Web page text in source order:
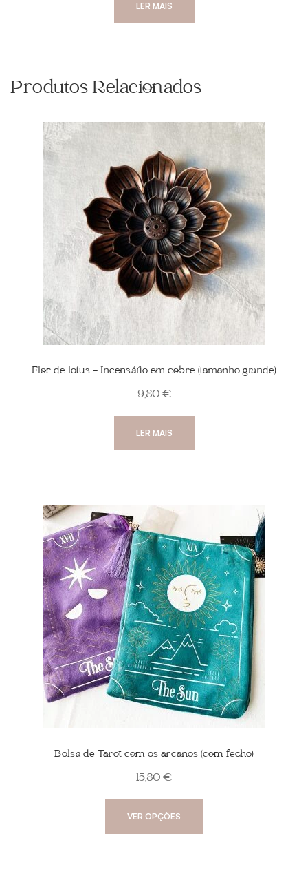
LER MAIS
Produtos Relacionados
Flor de lotus – Incensário em cobre (tamanho grande)
9,80 €
LER MAIS
Bolsa de Tarot com os arcanos (com fecho)
15,80 €
VER OPÇÕES